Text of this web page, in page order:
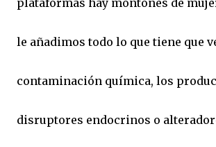
le añadimos todo lo que tiene que
contaminación química, los
disruptores endocrinos o